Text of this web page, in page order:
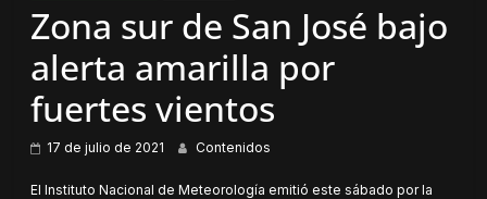
Zona sur de San José bajo
alerta amarilla por
fuertes vientos
17 de julio de 2021 Contenidos
El Instituto Nacional de Meteorología emitió este sábado por la